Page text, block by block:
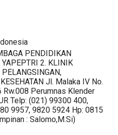
PENDIDIKAN
YAPEPTRI 2. KLINIK
Jl. Malaka IV No.
Rw.008 Perumnas Klender
Telp: (021) 99300 400,
9957, 9820 5924 Hp: 0815
: Salomo,M.Si)